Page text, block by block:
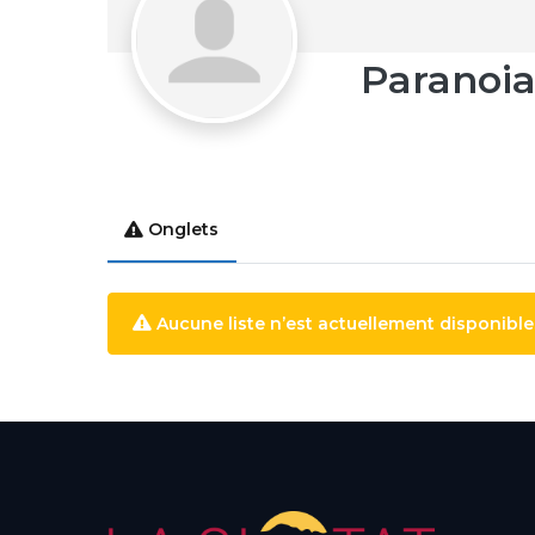
Onglets
Aucune liste n’est actuellement